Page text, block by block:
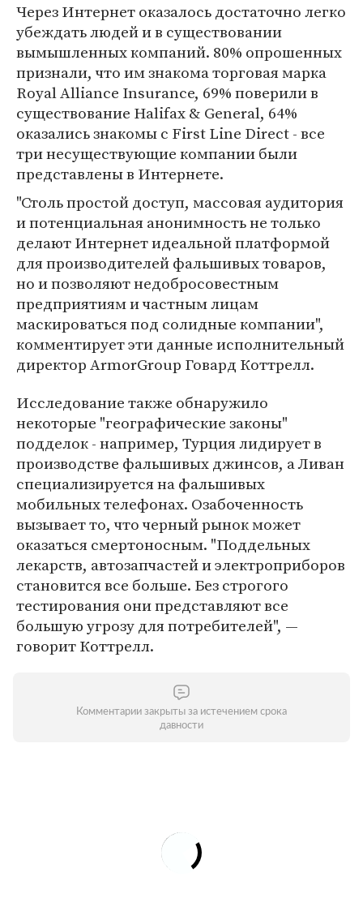
Через Интернет оказалось достаточно легко
убеждать людей и в существовании
вымышленных компаний. 80% опрошенных
признали, что им знакома торговая марка
Royal Alliance Insurance, 69% поверили в
существование Halifax & General, 64%
оказались знакомы с First Line Direct - все
три несуществующие компании были
представлены в Интернете.
"Столь простой доступ, массовая аудитория
и потенциальная анонимность не только
делают Интернет идеальной платформой
для производителей фальшивых товаров,
но и позволяют недобросовестным
предприятиям и частным лицам
маскироваться под солидные компании",
комментирует эти данные исполнительный
директор ArmorGroup Говард Коттрелл.
Исследование также обнаружило
некоторые "географические законы"
подделок - например, Турция лидирует в
производстве фальшивых джинсов, а Ливан
специализируется на фальшивых
мобильных телефонах. Озабоченность
вызывает то, что черный рынок может
оказаться смертоносным. "Поддельных
лекарств, автозапчастей и электроприборов
становится все больше. Без строгого
тестирования они представляют все
большую угрозу для потребителей", —
говорит Коттрелл.
Комментарии закрыты за истечением срока
давности